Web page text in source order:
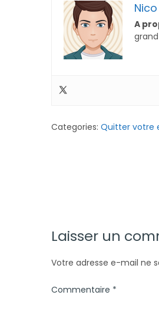
Nico
A
Categories: Quitter votre
Laisser un
Votre adresse e-mail ne
Commentaire *